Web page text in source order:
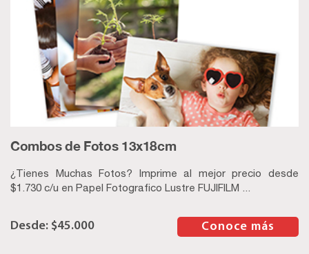
Combos de Fotos 13x18cm
¿Tienes Muchas Fotos? Imprime al mejor precio desde
$1.730 c/u en Papel Fotografico Lustre FUJIFILM ...
$45.000 Conoce más